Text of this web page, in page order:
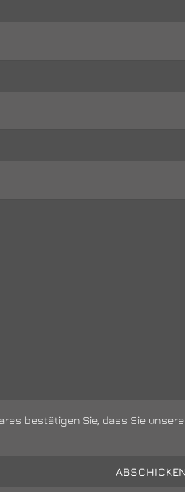
bestätigen Sie, dass Sie unsere